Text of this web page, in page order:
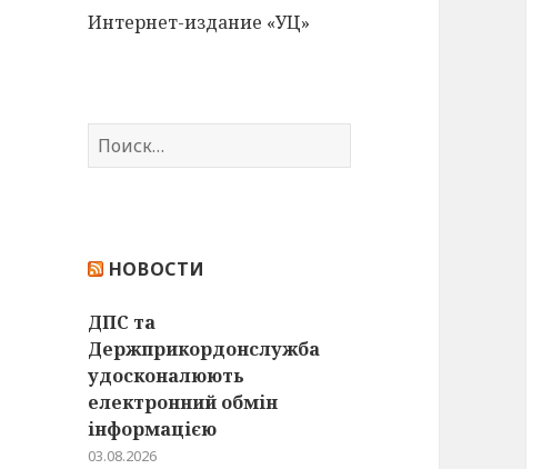
Интернет-издание «УЦ»
Н
а
:
НОВОСТИ
ДПС та
Держприкордонслужба
удосконалюють
електронний обмін
інформацією
03.08.2026